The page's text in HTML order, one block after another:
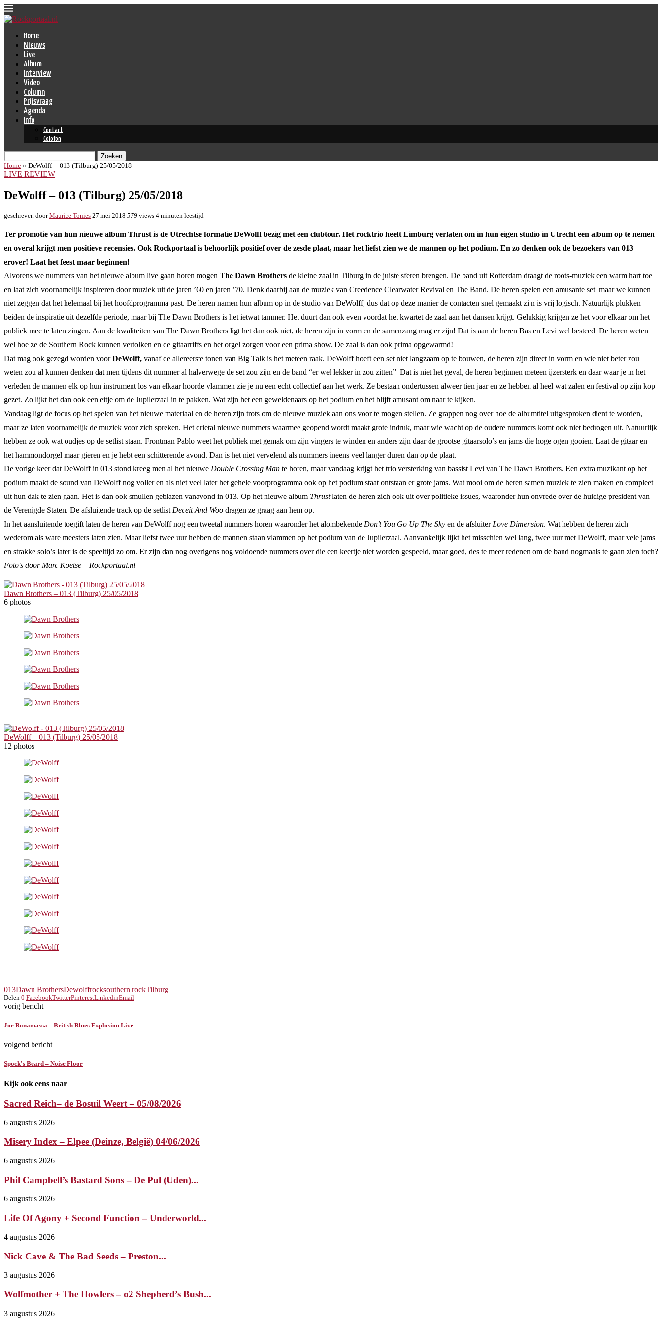
Home
Nieuws
Live
Album
Interview
Video
Column
Prijsvraag
Agenda
Info
Contact
Colofon
Zoeken
Home » DeWolff – 013 (Tilburg) 25/05/2018
LIVE REVIEW
DeWolff – 013 (Tilburg) 25/05/2018
geschreven doorMaurice Tonies 27 mei 2018 579 views 4 minuten leestijd
Ter promotie van hun nieuwe album Thrust is de Utrechtse formatie DeWolff bezig met een clubtour. Het rocktrio heeft Limburg verlaten om in hun eigen studio in Utrecht een album op te nemen
en overal krijgt men positieve recensies. Ook Rockportaal is behoorlijk positief over de zesde plaat, maar het liefst zien we de mannen op het podium. En zo denken ook de bezoekers van 013
erover! Laat het feest maar beginnen!
Alvorens we nummers van het nieuwe album live gaan horen mogen The Dawn Brothers de kleine zaal in Tilburg in de juiste sferen brengen. De band uit Rotterdam draagt de roots-muziek een warm hart toe
en laat zich voornamelijk inspireren door muziek uit de jaren ’60 en jaren ’70. Denk daarbij aan de muziek van Creedence Clearwater Revival en The Band. De heren spelen een amusante set, maar we kunnen
niet zeggen dat het helemaal bij het hoofdprogramma past. De heren namen hun album op in de studio van DeWolff, dus dat op deze manier de contacten snel gemaakt zijn is vrij logisch. Natuurlijk plukken
beiden de inspiratie uit dezelfde periode, maar bij The Dawn Brothers is het ietwat tammer. Het duurt dan ook even voordat het kwartet de zaal aan het dansen krijgt. Gelukkig krijgen ze het voor elkaar om het
publiek mee te laten zingen. Aan de kwaliteiten van The Dawn Brothers ligt het dan ook niet, de heren zijn in vorm en de samenzang mag er zijn! Dat is aan de heren Bas en Levi wel besteed. De heren weten
wel hoe ze de Southern Rock kunnen vertolken en de gitaarriffs en het orgel zorgen voor een prima show. De zaal is dan ook prima opgewarmd!
Dat mag ook gezegd worden voorDeWolff, vanaf de allereerste tonen van Big Talk is het meteen raak. DeWolff hoeft een set niet langzaam op te bouwen, de heren zijn direct in vorm en wie niet beter zou
weten zou al kunnen denken dat men tijdens dit nummer al halverwege de set zou zijn en de band “er wel lekker in zou zitten”. Dat is niet het geval, de heren beginnen meteen ijzersterk en daar waar je in het
verleden de mannen elk op hun instrument los van elkaar hoorde vlammen zie je nu een echt collectief aan het werk. Ze bestaan ondertussen alweer tien jaar en ze hebben al heel wat zalen en festival op zijn kop
gezet. Zo lijkt het dan ook een eitje om de Jupilerzaal in te pakken. Wat zijn het een geweldenaars op het podium en het blijft amusant om naar te kijken.
Vandaag ligt de focus op het spelen van het nieuwe materiaal en de heren zijn trots om de nieuwe muziek aan ons voor te mogen stellen. Ze grappen nog over hoe de albumtitel uitgesproken dient te worden,
maar ze laten voornamelijk de muziek voor zich spreken. Het drietal nieuwe nummers waarmee geopend wordt maakt grote indruk, maar wie wacht op de oudere nummers komt ook niet bedrogen uit. Natuurlijk
hebben ze ook wat oudjes op de setlist staan. Frontman Pablo weet het publiek met gemak om zijn vingers te winden en anders zijn daar de grootse gitaarsolo’s en jams die hoge ogen gooien. Laat de gitaar en
het hammondorgel maar gieren en je hebt een schitterende avond. Dan is het niet vervelend als nummers ineens veel langer duren dan op de plaat.
De vorige keer dat DeWolff in 013 stond kreeg men al het nieuwe Double Crossing Man te horen, maar vandaag krijgt het trio versterking van bassist Levi van The Dawn Brothers. Een extra muzikant op het
podium maakt de sound van DeWolff nog voller en als niet veel later het gehele voorprogramma ook op het podium staat ontstaan er grote jams. Wat mooi om de heren samen muziek te zien maken en compleet
uit hun dak te zien gaan. Het is dan ook smullen geblazen vanavond in 013. Op het nieuwe album Thrustlaten de heren zich ook uit over politieke issues, waaronder hun onvrede over de huidige president van
de Verenigde Staten. De afsluitende track op de setlist Deceit And Woo dragen ze graag aan hem op.
In het aansluitende toegift laten de heren van DeWolff nog een tweetal nummers horen waaronder het alombekende Don’t You Go Up The Sky en de afsluiter Love Dimension. Wat hebben de heren zich
wederom als ware meesters laten zien. Maar liefst twee uur hebben de mannen staan vlammen op het podium van de Jupilerzaal. Aanvankelijk lijkt het misschien wel lang, twee uur met DeWolff, maar vele jams
en strakke solo’s later is de speeltijd zo om. Er zijn dan nog overigens nog voldoende nummers over die een keertje niet worden gespeeld, maar goed, des te meer redenen om de band nogmaals te gaan zien toch?
Foto’s door Marc Koetse – Rockportaal.nl
Dawn Brothers – 013 (Tilburg) 25/05/2018
6 photos
DeWolff – 013 (Tilburg) 25/05/2018
12 photos
013Dawn BrothersDewolffrocksouthern rockTilburg
Delen 0 FacebookTwitterPinterestLinkedinEmail
vorig bericht
Joe Bonamassa – British Blues Explosion Live
volgend bericht
Spock's Beard – Noise Floor
Kijk ook eens naar
Sacred Reich– de Bosuil Weert – 05/08/2026
6 augustus 2026
Misery Index – Elpee (Deinze, België) 04/06/2026
6 augustus 2026
Phil Campbell’s Bastard Sons – De Pul (Uden)...
6 augustus 2026
Life Of Agony + Second Function – Underworld...
4 augustus 2026
Nick Cave & The Bad Seeds – Preston...
3 augustus 2026
Wolfmother + The Howlers – o2 Shepherd’s Bush...
3 augustus 2026